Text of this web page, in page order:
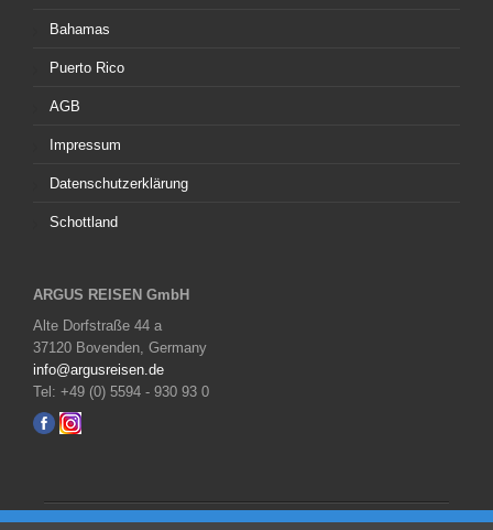
Bahamas
Puerto Rico
AGB
Impressum
Datenschutzerklärung
Schottland
ARGUS REISEN GmbH
Alte Dorfstraße 44 a
37120 Bovenden, Germany
info@argusreisen.de
Tel: +49 (0) 5594 - 930 93 0